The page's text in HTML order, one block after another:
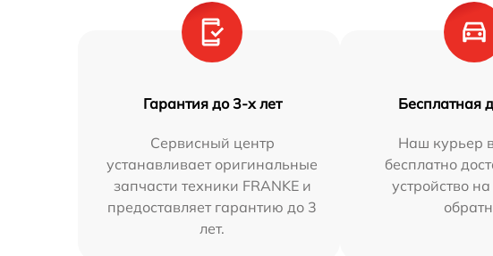
Гарантия до 3-х лет
Сервисный центр
устанавливает оригинальные
запчасти техники FRANKE и
предоставляет гарантию до 3
лет.
Бесплатная
Наш курьер
бесплатно
устройство